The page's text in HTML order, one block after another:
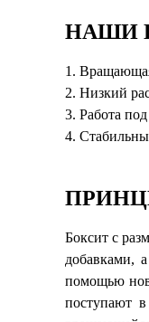
НАШИ
1.
2. Низкий
3. Работа
4.
Боксит с
добавками,
помощью
поступают